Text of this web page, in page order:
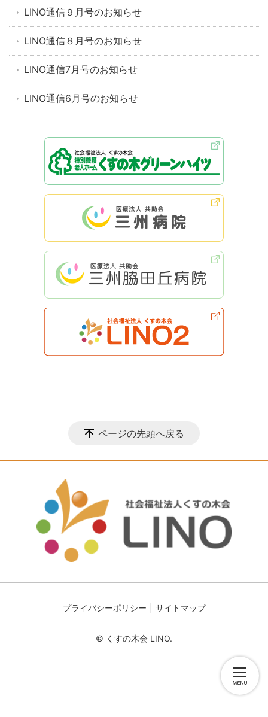
LINO通信９月号のお知らせ
LINO通信８月号のお知らせ
LINO通信7月号のお知らせ
LINO通信6月号のお知らせ
ページの先頭へ戻る
プライバシーポリシー サイトマップ
© くすの木会 LINO.